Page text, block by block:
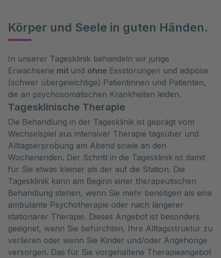
Körper und Seele in guten Händen.
In unserer Tagesklinik behandeln wir junge
Erwachsene mit und ohne Essstörungen und adipöse
(schwer übergewichtige) Patientinnen und Patienten,
die an psychosomatischen Krankheiten leiden.
Tagesklinische Therapie
Die Behandlung in der Tagesklinik ist geprägt vom
Wechselspiel aus intensiver Therapie tagsüber und
Alltagserprobung am Abend sowie an den
Wochenenden. Der Schritt in die Tagesklinik ist damit
für Sie etwas kleiner als der auf die Station. Die
Tagesklinik kann am Beginn einer therapeutischen
Behandlung stehen, wenn Sie mehr benötigen als eine
ambulante Psychotherapie oder nach längerer
stationärer Therapie. Dieses Angebot ist besonders
geeignet, wenn Sie befürchten, Ihre Alltagsstruktur zu
verlieren oder wenn Sie Kinder und/oder Angehörige
versorgen. Das für Sie vorgehaltene Therapieangebot